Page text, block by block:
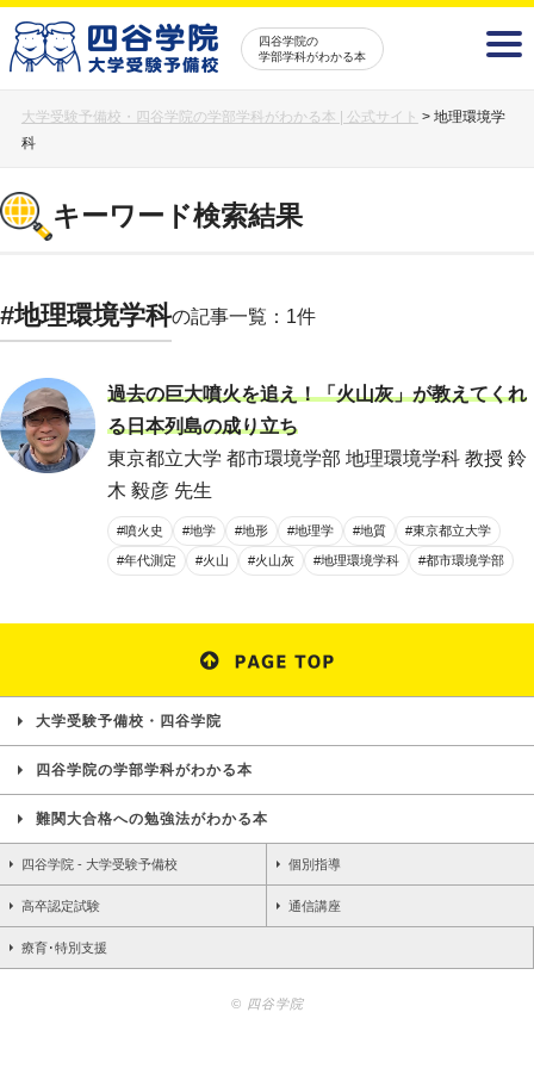
四谷学院の
学部学科がわかる本
大学受験予備校・四谷学院の学部学科がわかる本 | 公式サイト > 地理環境学
科
キーワード検索結果
#地理環境学科の記事一覧：1件
過去の巨大噴火を追え！「火山灰」が教えてくれ
る日本列島の成り立ち
東京都立大学 都市環境学部 地理環境学科 教授 鈴
木 毅彦 先生
#噴火史 #地学 #地形 #地理学 #地質 #東京都立大学
#年代測定 #火山 #火山灰 #地理環境学科 #都市環境学部
大学受験予備校・四谷学院
四谷学院の学部学科がわかる本
難関大合格への勉強法がわかる本
四谷学院 - 大学受験予備校 個別指導
高卒認定試験 通信講座
療育･特別支援
© 四谷学院